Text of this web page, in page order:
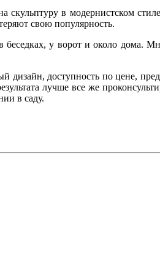
в модернистском
свою популярность.
у ворот и около дома.
доступность по цене,
лучше все же
в саду.